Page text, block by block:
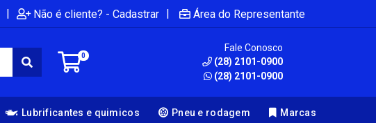
| Não é cliente? - Cadastrar | Área do Representante
0
Fale Conosco
(28) 2101-0900
(28) 2101-0900
Lubrificantes e quimicos Pneu e rodagem Marcas